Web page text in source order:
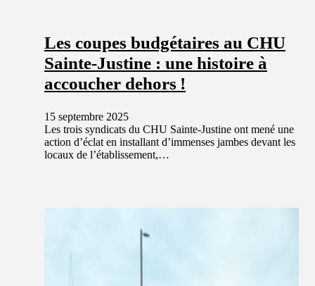
Les coupes budgétaires au CHU
Sainte-Justine : une histoire à
accoucher dehors !
15 septembre 2025
Les trois syndicats du CHU Sainte-Justine ont mené une
action d’éclat en installant d’immenses jambes devant les
locaux de l’établissement,…